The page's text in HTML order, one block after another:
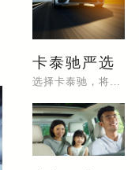
卡泰驰严选